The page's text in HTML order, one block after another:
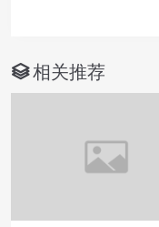
相关推荐